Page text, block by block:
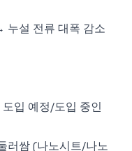
누설 전류 대폭 감소
입 예정/도입 중인
러쌈 (나노시트/나노